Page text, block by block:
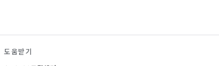
도움받기